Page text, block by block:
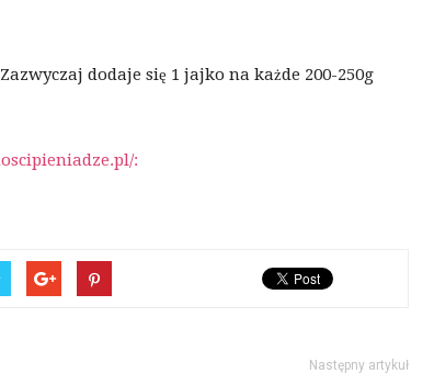
dodaje się 1 jajko na każde 200-250g
:
Następny artykuł